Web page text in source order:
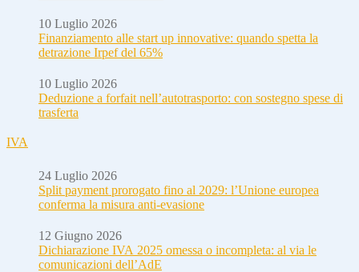
10 Luglio 2026
Finanziamento alle start up innovative: quando spetta la
detrazione Irpef del 65%
10 Luglio 2026
Deduzione a forfait nell’autotrasporto: con sostegno spese di
trasferta
IVA
24 Luglio 2026
Split payment prorogato fino al 2029: l’Unione europea
conferma la misura anti-evasione
12 Giugno 2026
Dichiarazione IVA 2025 omessa o incompleta: al via le
comunicazioni dell’AdE